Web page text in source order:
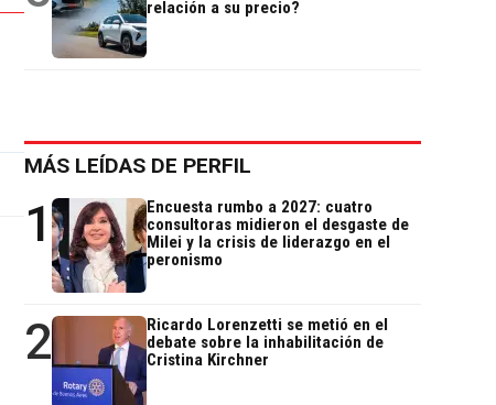
relación a su precio?
MÁS LEÍDAS DE PERFIL
1
Encuesta rumbo a 2027: cuatro
consultoras midieron el desgaste de
Milei y la crisis de liderazgo en el
peronismo
2
Ricardo Lorenzetti se metió en el
debate sobre la inhabilitación de
Cristina Kirchner